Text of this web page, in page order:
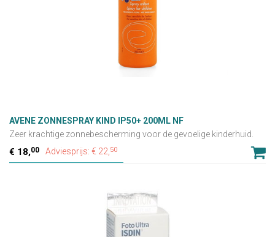
AVENE ZONNESPRAY KIND IP50+ 200ML NF
Zeer krachtige zonnebescherming voor de gevoelige kinderhuid.
Gelaat & lichaam.
18,00 Adviesprijs: € 22, 50